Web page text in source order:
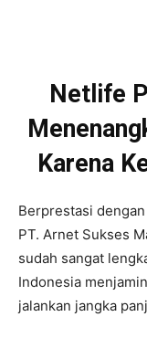
Netlife
Karena
Berprestasi
PT. Arnet Sukses
sudah sangat
Indonesia
jalankan jangka